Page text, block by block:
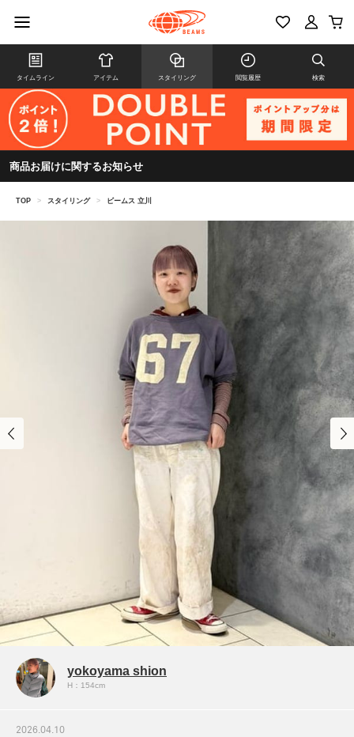
タイムライン アイテム スタイリング 閲覧履歴 検索
商品お届けに関するお知らせ
TOP > スタイリング > ビームス 立川
yokoyama shion
H：154cm
2026.04.10